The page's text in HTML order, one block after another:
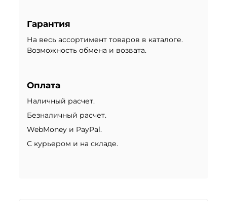
Гарантия
На весь ассортимент товаров в каталоге.
Возможность обмена и возвата.
Оплата
Наличный расчет.
Безналичный расчет.
WebMoney и PayPal.
С курьером и на складе.